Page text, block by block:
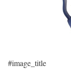
#image_title